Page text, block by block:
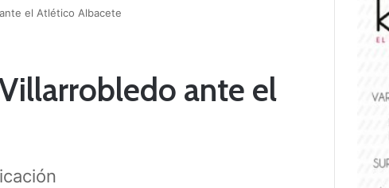
el Atlético Albacete
ante el